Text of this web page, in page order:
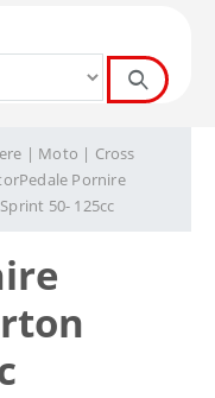
| Moto | Cross
Pedale Pornire
50- 125cc